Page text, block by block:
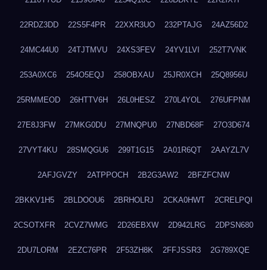
22RDZ3DD 22S5F4PR 22XXR3UO 232PTAJG 24AZ56D2
24MC44U0 24TJTMVU 24XS3FEV 24YV1LVI 252T7VNK
253A0XC6 254O5EQJ 258OBXAU 25JR0XCH 25Q8956U
25RMMEOD 26HTTV6H 26L0HESZ 270L4YOL 276UFPNM
27E8J3FW 27MKG0DU 27MNQPU0 27NBD68F 27O3D674
27VYT4KU 28SMQGU6 299T1G15 2A01R6QT 2AAYZL7V
2AFJGVZY 2ATPPOCH 2B2G3AW2 2BFZFCNW
2BKKV1H5 2BLDOOU6 2BRHOLRJ 2CKA0HWT 2CRELPQI
2CSOTXFR 2CVZ7WMG 2D26EBXW 2D942LRG 2DPSN680
2DU7LORM 2EZC76PR 2F53ZH8K 2FFJSSR3 2G789XQE